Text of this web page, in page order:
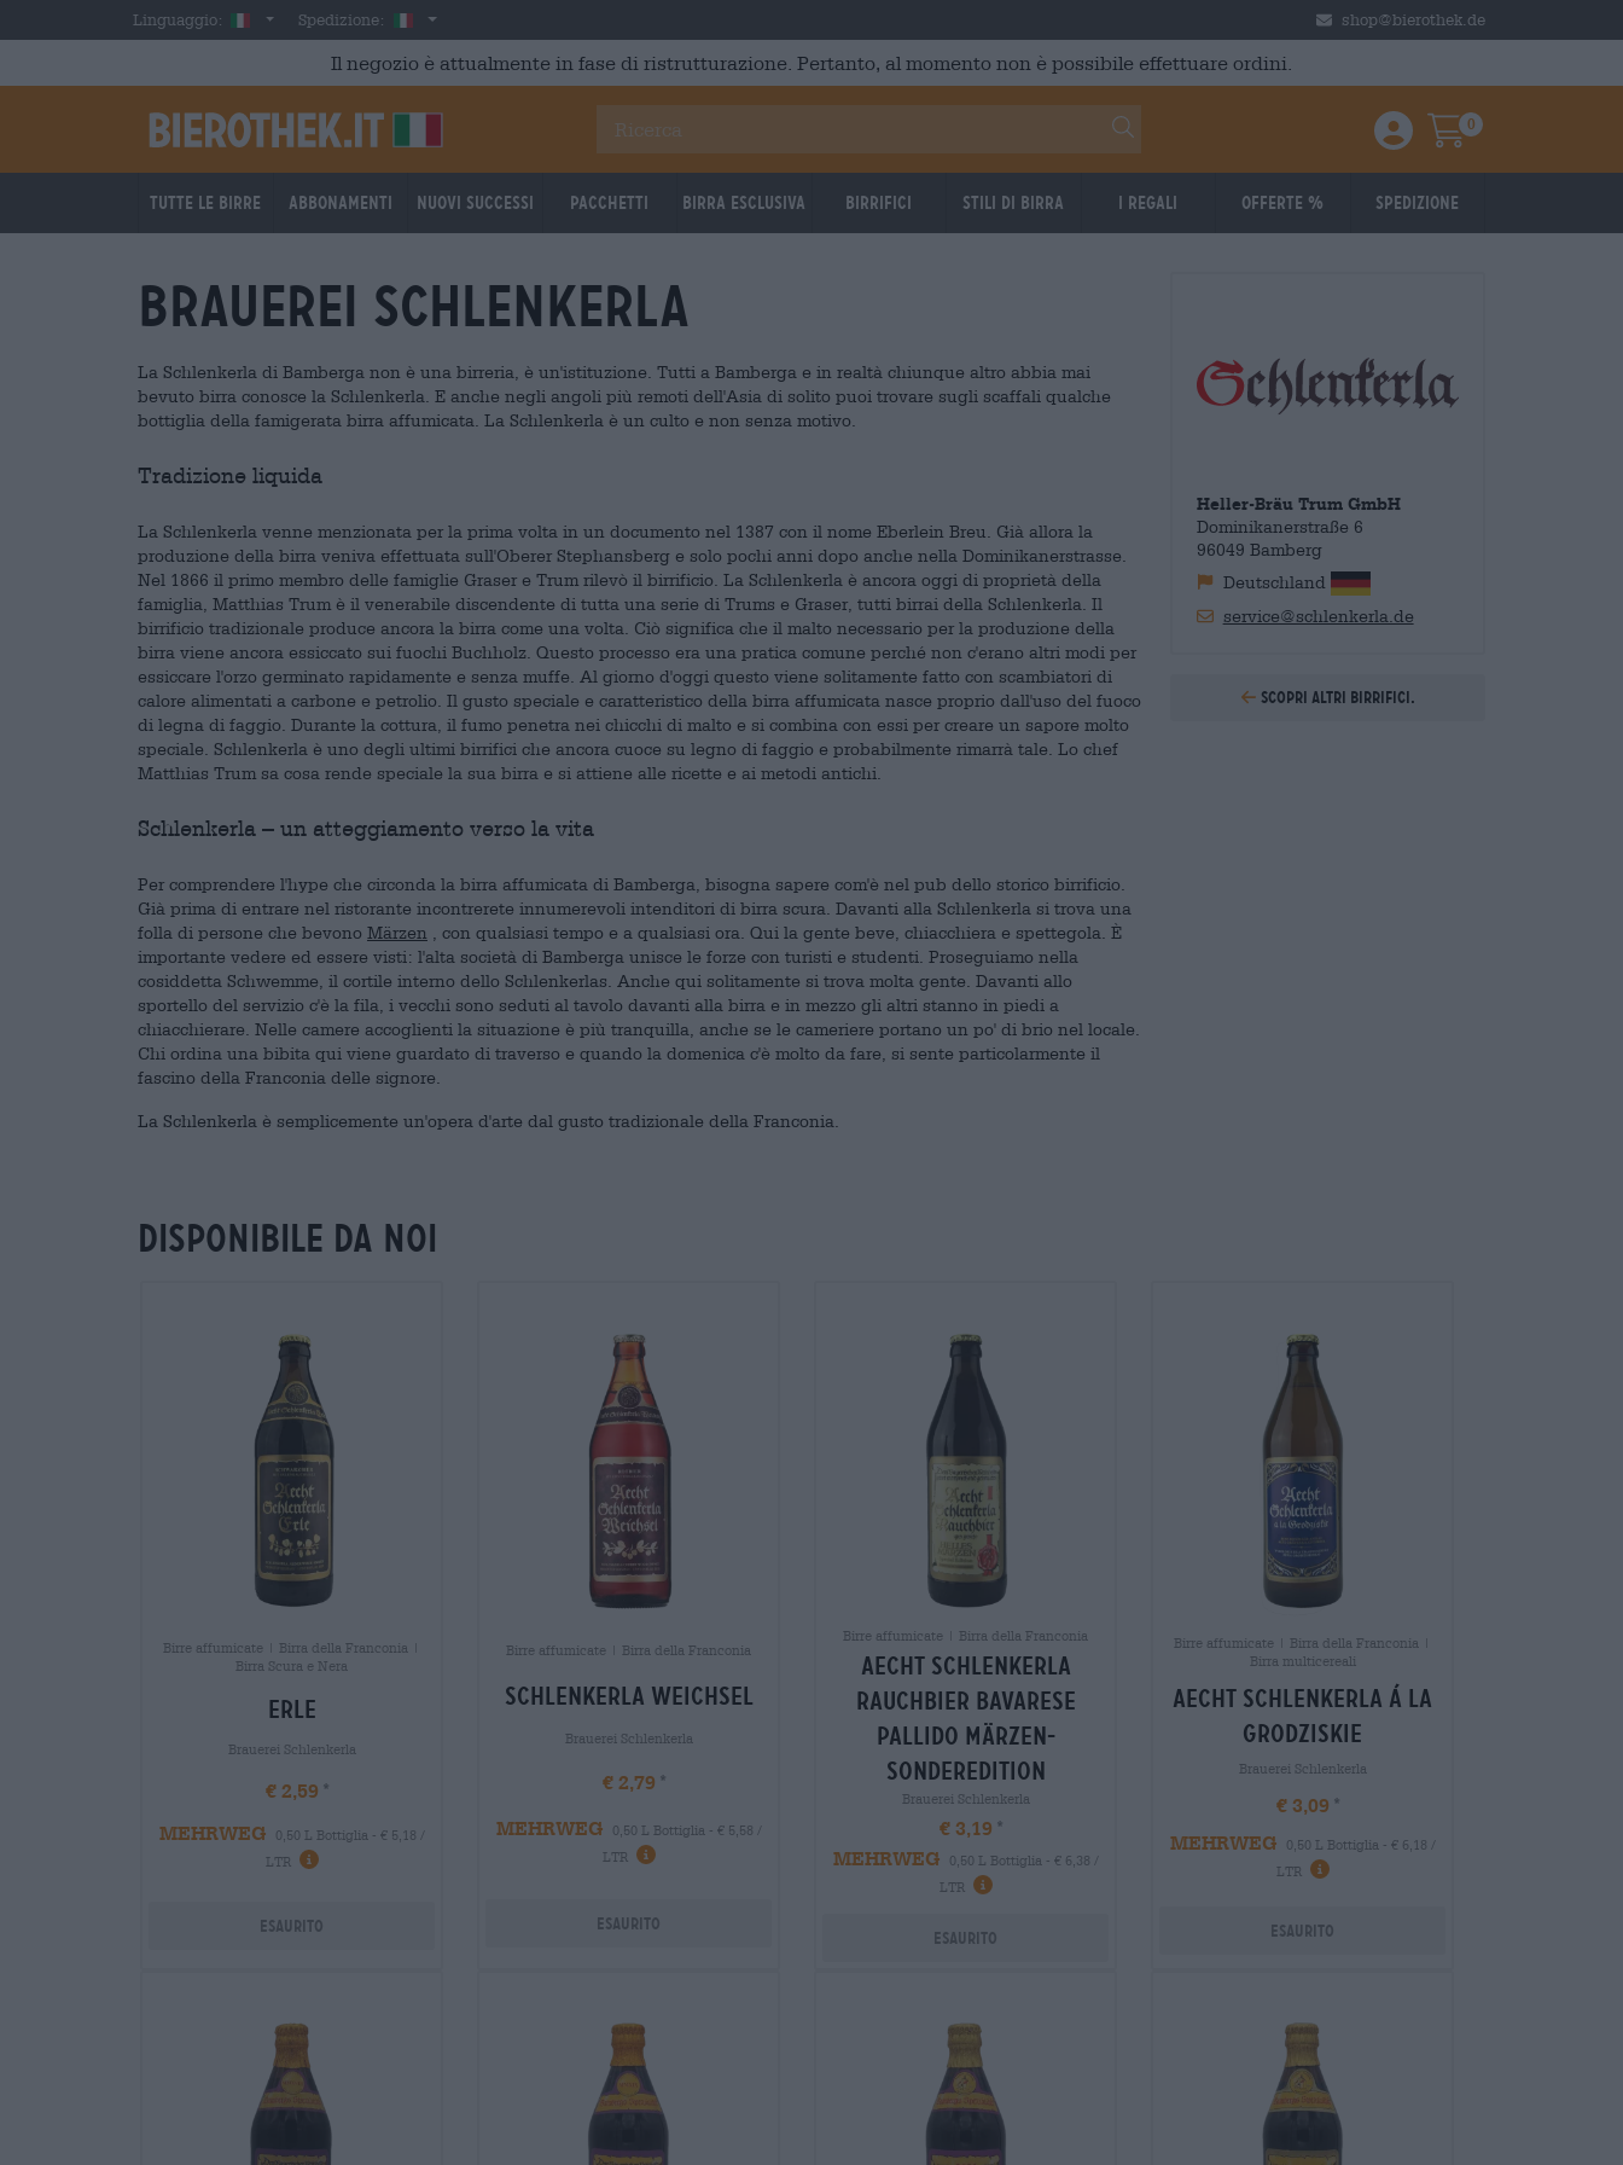
Skip to main contentLinguaggio: ItalianSpedizione: Italia shop@bierothek.de
Il negozio è attualmente in fase di ristrutturazione. Pertanto, al momento non è possibile effettuare ordini.
Einloggen / Anmelden
Warenkorb
0
Tutte le birre Abbonamenti Nuovi successi Pacchetti Birra Esclusiva Birrifici Stili di birra I regali Offerte % Spedizione
Brauerei Schlenkerla
La Schlenkerla di Bamberga non è una birreria, è un'istituzione. Tutti a Bamberga e in realtà chiunque altro abbia mai
bevuto birra conosce la Schlenkerla. E anche negli angoli più remoti dell'Asia di solito puoi trovare sugli scaffali qualche
bottiglia della famigerata birra affumicata. La Schlenkerla è un culto e non senza motivo.
Tradizione liquida
La Schlenkerla venne menzionata per la prima volta in un documento nel 1387 con il nome Eberlein Breu. Già allora la
produzione della birra veniva effettuata sull'Oberer Stephansberg e solo pochi anni dopo anche nella Dominikanerstrasse.
Nel 1866 il primo membro delle famiglie Graser e Trum rilevò il birrificio. La Schlenkerla è ancora oggi di proprietà della
famiglia, Matthias Trum è il venerabile discendente di tutta una serie di Trums e Graser, tutti birrai della Schlenkerla. Il
birrificio tradizionale produce ancora la birra come una volta. Ciò significa che il malto necessario per la produzione della
birra viene ancora essiccato sui fuochi Buchholz. Questo processo era una pratica comune perché non c'erano altri modi per
essiccare l'orzo germinato rapidamente e senza muffe. Al giorno d'oggi questo viene solitamente fatto con scambiatori di
calore alimentati a carbone e petrolio. Il gusto speciale e caratteristico della birra affumicata nasce proprio dall'uso del fuoco
di legna di faggio. Durante la cottura, il fumo penetra nei chicchi di malto e si combina con essi per creare un sapore molto
speciale. Schlenkerla è uno degli ultimi birrifici che ancora cuoce su legno di faggio e probabilmente rimarrà tale. Lo chef
Matthias Trum sa cosa rende speciale la sua birra e si attiene alle ricette e ai metodi antichi.
Schlenkerla – un atteggiamento verso la vita
Per comprendere l'hype che circonda la birra affumicata di Bamberga, bisogna sapere com'è nel pub dello storico birrificio.
Già prima di entrare nel ristorante incontrerete innumerevoli intenditori di birra scura. Davanti alla Schlenkerla si trova una
folla di persone che bevono Märzen
, con qualsiasi tempo e a qualsiasi ora. Qui la gente beve, chiacchiera e spettegola. È
importante vedere ed essere visti: l'alta società di Bamberga unisce le forze con turisti e studenti. Proseguiamo nella
cosiddetta Schwemme, il cortile interno dello Schlenkerlas. Anche qui solitamente si trova molta gente. Davanti allo
sportello del servizio c'è la fila, i vecchi sono seduti al tavolo davanti alla birra e in mezzo gli altri stanno in piedi a
chiacchierare. Nelle camere accoglienti la situazione è più tranquilla, anche se le cameriere portano un po' di brio nel locale.
Chi ordina una bibita qui viene guardato di traverso e quando la domenica c'è molto da fare, si sente particolarmente il
fascino della Franconia delle signore.
La Schlenkerla è semplicemente un'opera d'arte dal gusto tradizionale della Franconia.
Heller-Bräu Trum GmbH
Dominikanerstraße 6
96049 Bamberg
Deutschland
service@schlenkerla.de
Scopri altri birrifici.
Disponibile da noi
Birre affumicate | Birra della Franconia |
Birra Scura e Nera
erle
Brauerei Schlenkerla
€ 2,59
MEHRWEG
0,50 L Bottiglia - € 5,18 /
LTR
Esaurito
Birre affumicate | Birra della Franconia
schlenkerla weichsel
Brauerei Schlenkerla
€ 2,79
MEHRWEG
0,50 L Bottiglia - € 5,58 /
LTR
Esaurito
Birre affumicate | Birra della Franconia
aecht schlenkerla
rauchbier Bavarese
pallido märzen-
sonderedition
Brauerei Schlenkerla
€ 3,19
MEHRWEG
0,50 L Bottiglia - € 6,38 /
LTR
Esaurito
Birre affumicate | Birra della Franconia |
Birra multicereali
aecht schlenkerla á la
grodziskie
Brauerei Schlenkerla
€ 3,09
MEHRWEG
0,50 L Bottiglia - € 6,18 /
LTR
Esaurito